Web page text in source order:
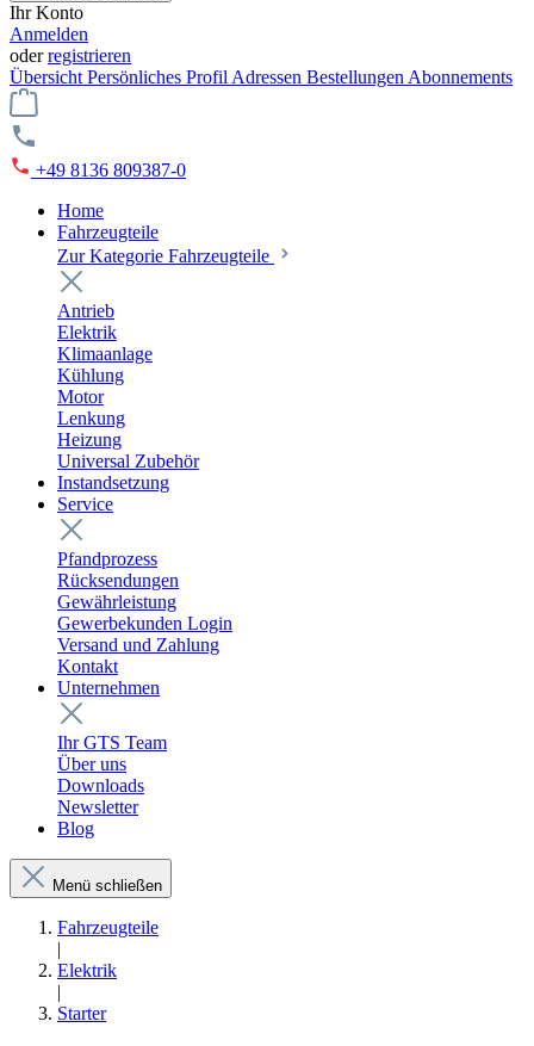
Ihr Konto
Anmelden
oderregistrieren
Übersicht Persönliches Profil Adressen Bestellungen Abonnements
+49 8136 809387-0
Home
Fahrzeugteile
Zur Kategorie Fahrzeugteile
Antrieb
Elektrik
Klimaanlage
Kühlung
Motor
Lenkung
Heizung
Universal Zubehör
Instandsetzung
Service
Pfandprozess
Rücksendungen
Gewährleistung
Gewerbekunden Login
Versand und Zahlung
Kontakt
Unternehmen
Ihr GTS Team
Über uns
Downloads
Newsletter
Blog
Menü schließen
Fahrzeugteile
|
Elektrik
|
Starter